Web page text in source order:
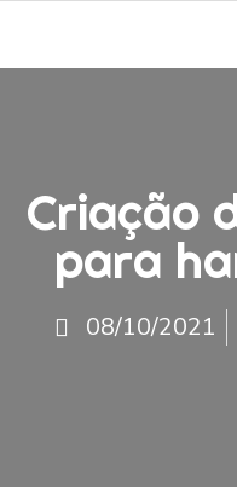
Criação
para
08/10/2021